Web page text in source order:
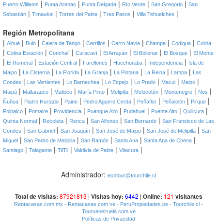
Puerto Williams | Punta Arenas | Punta Delgada | Río Verde | San Gregorio | San
Sebastián | Timaukel | Torres del Paine | Tres Pasos | Villa Tehuelches |
Región Metropolitana
| Alhué | Buin | Calera de Tango | Cerrillos | Cerro Navia | Champa | Codigua | Colina
| Colina Estación | Conchalí | Curacaví | El Arrayán | El Bollenar | El Bosque | El Monte
| El Romeral | Estación Central | Farellones | Huechuraba | Independencia |
Isla de
Maipo | La Cisterna | La Florida | La Granja | La Pintana | La Reina | Lampa |
Las
Condes | Las Vertientes | Lo Barnechea | Lo Espejo | Lo Prado | Macul | Maipo |
Maipú | Mallarauco | Malloco | María Pinto | Melipilla | Melocotón | Montenegro | Nos |
Ñuñoa | Padre Hurtado | Paine | Pedro Aguirre Cerda | Peñaflor | Peñalolén | Pirque |
Polpaico | Pomaire | Providencia | Puangue Alto | Pudahuel | Puente Alto | Quilicura |
Quinta Normal | Recoleta | Renca | San Alfonso | San Bernardo | San Fransisco de Las
Condes | San Gabriel | San Joaquín | San José de Maipo | San José de Melipilla | San
Miguel | San Pedro de Melipilla | San Ramón | Santa Ana | Santa Ana de Chena |
Santiago | Talagante | TilTil | Valdivia de Paine | Vitacura |
Administrador: ecotour@tourchile.cl
Total de visitas: 87921813 | Visitas hoy: 6442 | Online: 121 visitantes
Rentacasas.com.mx - Rentacasas.com.ve - PeruPropiedades.pe - Tourchile.cl -
Tourvenezuela.com.ve
Políticas de Privacidad